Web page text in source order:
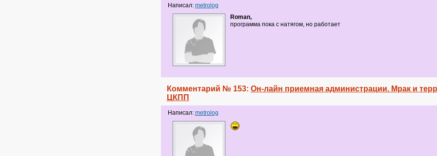
Написал: metrolog
Roman,
программа пока с натягом, но работает
Комментарий № 153: Он-лайн приемная администрации. Мрак и
ЦКПП
Написал: metrolog